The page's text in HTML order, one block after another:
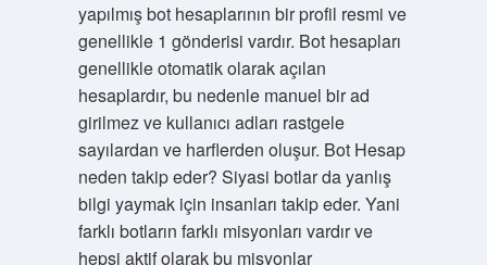
yapılmış bot hesaplarının bir profil resmi ve
genellikle 1 gönderisi vardır. Bot hesapları
genellikle otomatik olarak açılan
hesaplardır, bu nedenle manuel bir ad
girilmez ve kullanıcı adları rastgele
sayılardan ve harflerden oluşur. Bot Hesap
neden takip eder? Siyasi botlar da yanlış
bilgi yaymak için insanları takip eder. Yani
farklı botların farklı misyonları vardır ve
hepsi aktif olarak bu misyonlar